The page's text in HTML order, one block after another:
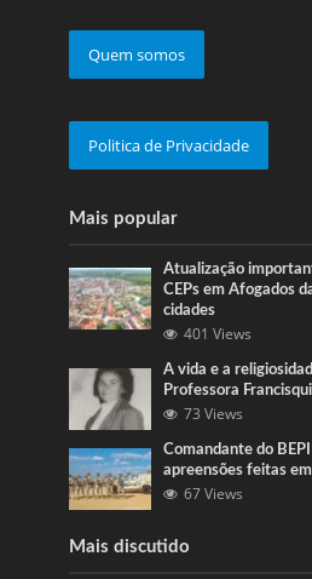
Quem somos
Politica de Privacidade
Mais popular
Atualização
CEPs em Afogados
cidades
401 Views
A vida e a
Professora
73 Views
Comandante do
apreensões feitas
67 Views
Mais discutido